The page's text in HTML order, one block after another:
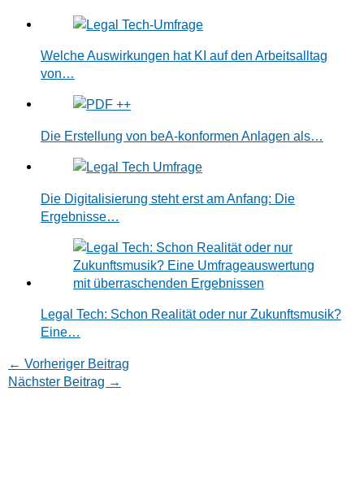
Welche Auswirkungen hat KI auf den Arbeitsalltag
von…
Die Erstellung von beA-konformen Anlagen als…
Die Digitalisierung steht erst am Anfang: Die
Ergebnisse…
Legal Tech: Schon Realität oder nur Zukunftsmusik?
Eine…
← Vorheriger Beitrag
Nächster Beitrag →